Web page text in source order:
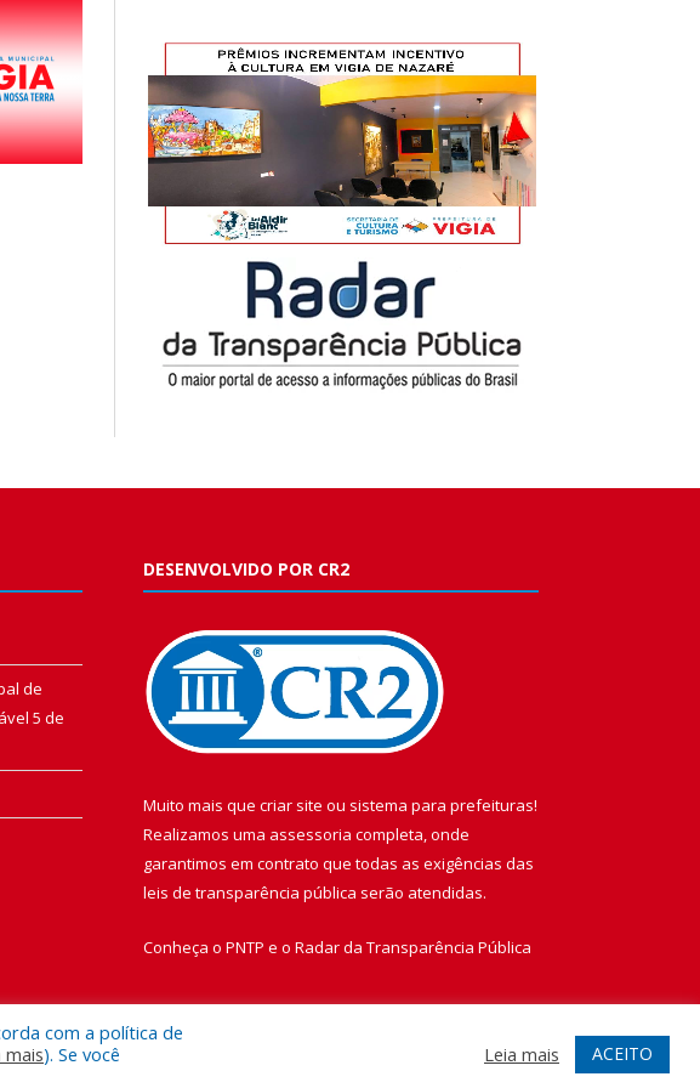
de
5 de
DESENVOLVIDO POR CR2
Muito mais que criar site ou sistema para prefeituras!
Realizamos uma assessoria completa, onde
garantimos em contrato que todas as exigências das
leis de transparência pública serão atendidas.
Conheça o PNTP e o Radar da Transparência Pública
com a política de
mais). Se você
Leia mais ACEITO